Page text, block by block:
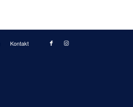
Kontakt